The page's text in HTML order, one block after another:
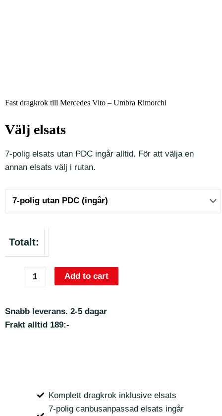
Fast dragkrok till Mercedes Vito – Umbra Rimorchi
Välj elsats
7-polig elsats utan PDC ingår alltid. För att välja en
annan elsats välj i rutan.
Totalt:
Add to cart
Snabb leverans. 2-5 dagar
Frakt alltid 189:-
Komplett dragkrok inklusive elsats
7-polig canbusanpassad elsats ingår